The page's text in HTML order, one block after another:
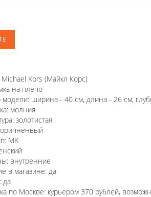
Kors (Майкл Корс)
на плечо
модели: ширина - 40 см, длина - 26 см,
молния
золотистая
MK
внутренние
в магазине: да
да
по Москве: курьером 370 рублей,